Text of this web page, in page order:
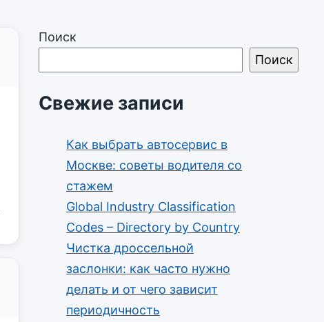
Поиск
Поиск
Свежие записи
Как выбрать автосервис в
Москве: советы водителя со
стажем
Global Industry Classification
Codes – Directory by Country
Чистка дроссельной
заслонки: как часто нужно
делать и от чего зависит
периодичность